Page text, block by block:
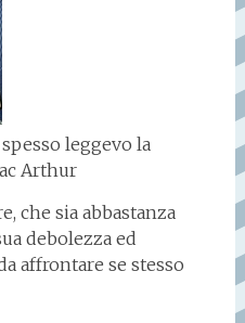
leggevo la
Arthur
che sia abbastanza
debolezza ed
affrontare se stesso